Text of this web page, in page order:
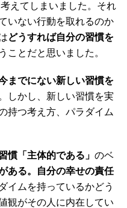
えてしまいました。それ
いない行動を取れるのか
どうすれば自分の習慣を
ことだと思いました。
までにない新しい習慣を
しかし、新しい習慣を実
持つ考え方、パラダイム
慣「主体的である」 のベ
ある。自分の幸せの責任
イムを持っているかどう
観がその人に内在してい